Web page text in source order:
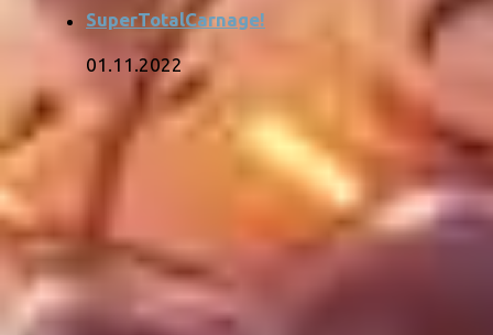
SuperTotalCarnage!
01.11.2022